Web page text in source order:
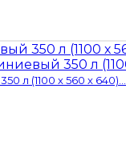
л (1100 х 560 х 640)...